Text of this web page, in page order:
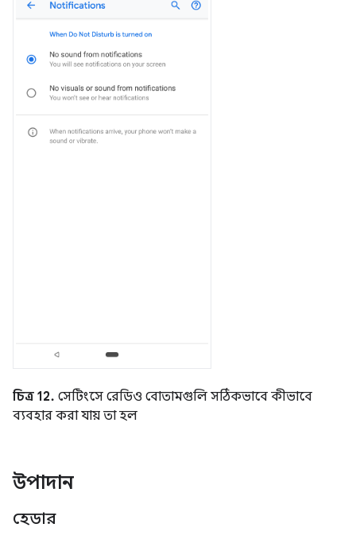
চিত্র 12. সেটিংসে রেডিও বোতামগুলি সঠিকভাবে কীভাবে
ব্যবহার করা যায় তা হল
উপাদান
হেডার